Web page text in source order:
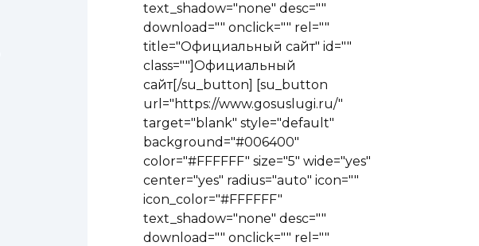
text_shadow="none" desc=""
download="" onclick="" rel=""
title="Официальный сайт" id=""
class=""]Официальный
сайт[/su_button] [su_button
url="https://www.gosuslugi.ru/"
target="blank" style="default"
background="#006400"
color="#FFFFFF" size="5" wide="yes"
center="yes" radius="auto" icon=""
icon_color="#FFFFFF"
text_shadow="none" desc=""
download="" onclick="" rel=""